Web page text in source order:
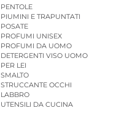
PENTOLE
PIUMINI E TRAPUNTATI
POSATE
AMBIENTE
PROFUMI UNISEX
PROFUMI DA UOMO
DETERGENTI VISO UOMO
PER LEI
SMALTO
STRUCCANTE OCCHI
LABBRO
UTENSILI DA CUCINA